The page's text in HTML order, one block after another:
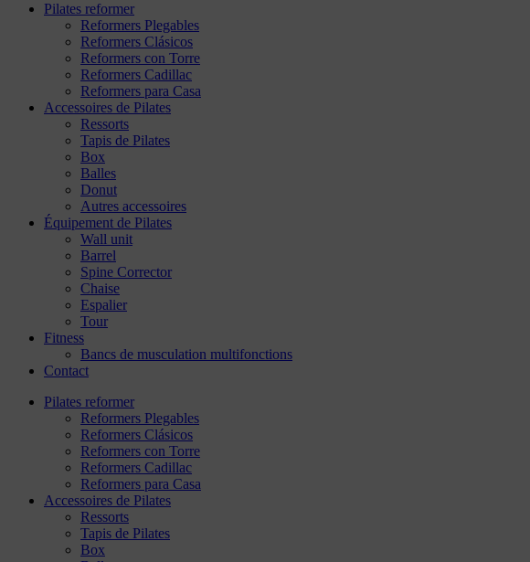
Pilates reformer
Reformers Plegables
Reformers Clásicos
Reformers con Torre
Reformers Cadillac
Reformers para Casa
Accessoires de Pilates
Ressorts
Tapis de Pilates
Box
Balles
Donut
Autres accessoires
Équipement de Pilates
Wall unit
Barrel
Spine Corrector
Chaise
Espalier
Tour
Fitness
Bancs de musculation multifonctions
Contact
Pilates reformer
Reformers Plegables
Reformers Clásicos
Reformers con Torre
Reformers Cadillac
Reformers para Casa
Accessoires de Pilates
Ressorts
Tapis de Pilates
Box